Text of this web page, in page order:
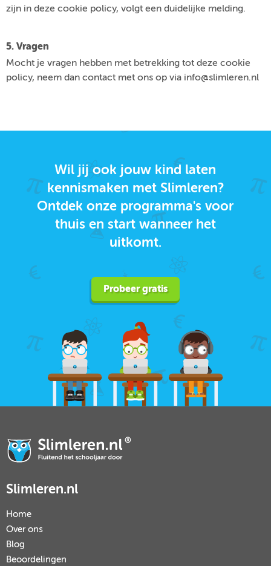
zijn in deze cookie policy, volgt een duidelijke melding.
5. Vragen
Mocht je vragen hebben met betrekking tot deze cookie
policy, neem dan contact met ons op via info@slimleren.nl
Wil jij ook jouw kind laten
kennismaken met Slimleren?
Ontdek onze programma's voor
thuis en start wanneer het
uitkomt.
Probeer gratis
Slimleren.nl
Home
Over ons
Blog
Beoordelingen